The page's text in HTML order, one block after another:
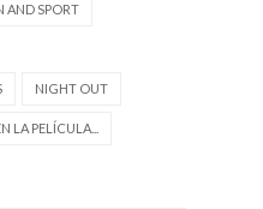
AND SPORT
NIGHT OUT
LA PELÍCULA...